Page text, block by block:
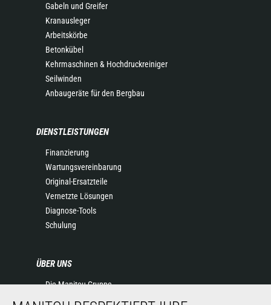
Gabeln und Greifer
Kranausleger
Arbeitskörbe
Betonkübel
Kehrmaschinen & Hochdruckreiniger
Seilwinden
Anbaugeräte für den Bergbau
DIENSTLEISTUNGEN
Finanzierung
Wartungsvereinbarung
Original-Ersatzteile
Vernetzte Lösungen
Diagnose-Tools
Schulung
ÜBER UNS
Die Manitou-Gruppe